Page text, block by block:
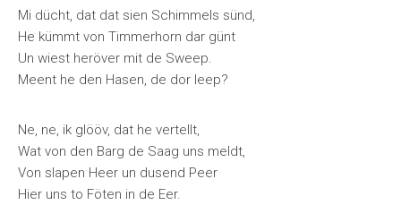
Mi dücht, dat dat sien Schimmels sünd,
He kümmt von Timmerhorn dar günt
Un wiest heröver mit de Sweep.
Meent he den Hasen, de dor leep?
Ne, ne, ik glööv, dat he vertellt,
Wat von den Barg de Saag uns meldt,
Von slapen Heer un dusend Peer
Hier uns to Föten in de Eer.